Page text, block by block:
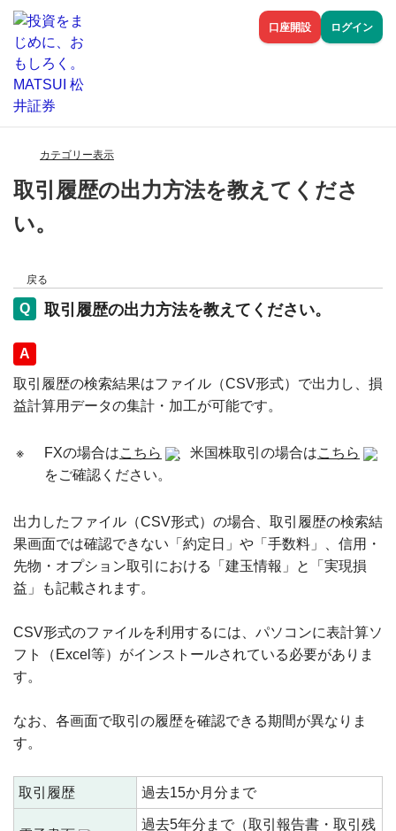
口座開設 ログイン
カテゴリー表示
取引履歴の出力方法を教えてくださ
い。
戻る
取引履歴の出力方法を教えてください。
回答
取引履歴の検索結果はファイル（CSV形式）で出力し、損
益計算用データの集計・加工が可能です。
※ FXの場合はこちら 、米国株取引の場合はこちら
をご確認ください。
出力したファイル（CSV形式）の場合、取引履歴の検索結
果画面では確認できない「約定日」や「手数料」、信用・
先物・オプション取引における「建玉情報」と「実現損
益」も記載されます。
CSV形式のファイルを利用するには、パソコンに表計算ソ
フト（Excel等）がインストールされている必要がありま
す。
なお、各画面で取引の履歴を確認できる期間が異なりま
す。
取引履歴 過去15か月分まで
過去5年分まで（取引報告書・取引残